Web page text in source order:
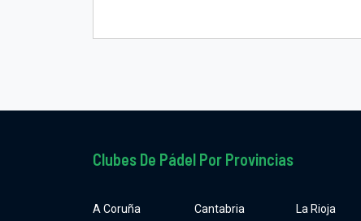
Clubes De Pádel Por Provincias
A Coruña
Cantabria
La Rioja